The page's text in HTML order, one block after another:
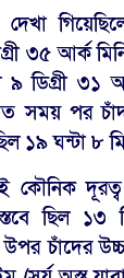
দেখা
৩৫ আর্ক
ডিগ্রী ৩১
সময় পর
১৯ ঘন্টা ৮
কৌনিক দূরত্ব
ছিল ১৩
উপর চাঁদের